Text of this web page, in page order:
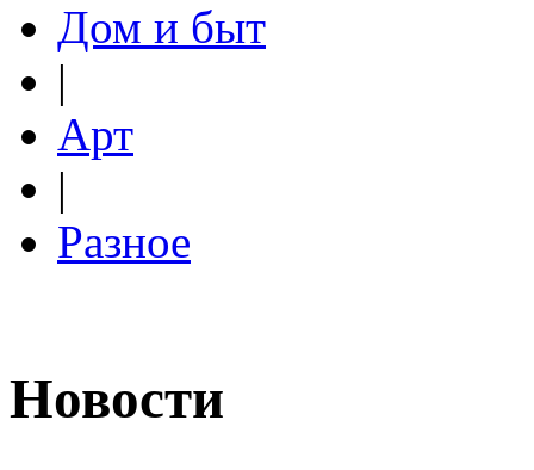
Дом и быт
|
Арт
|
Разное
Новости